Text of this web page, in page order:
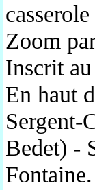
Zoom
Inscrit
En haut
Sergent-
Bedet) -
Fontaine.